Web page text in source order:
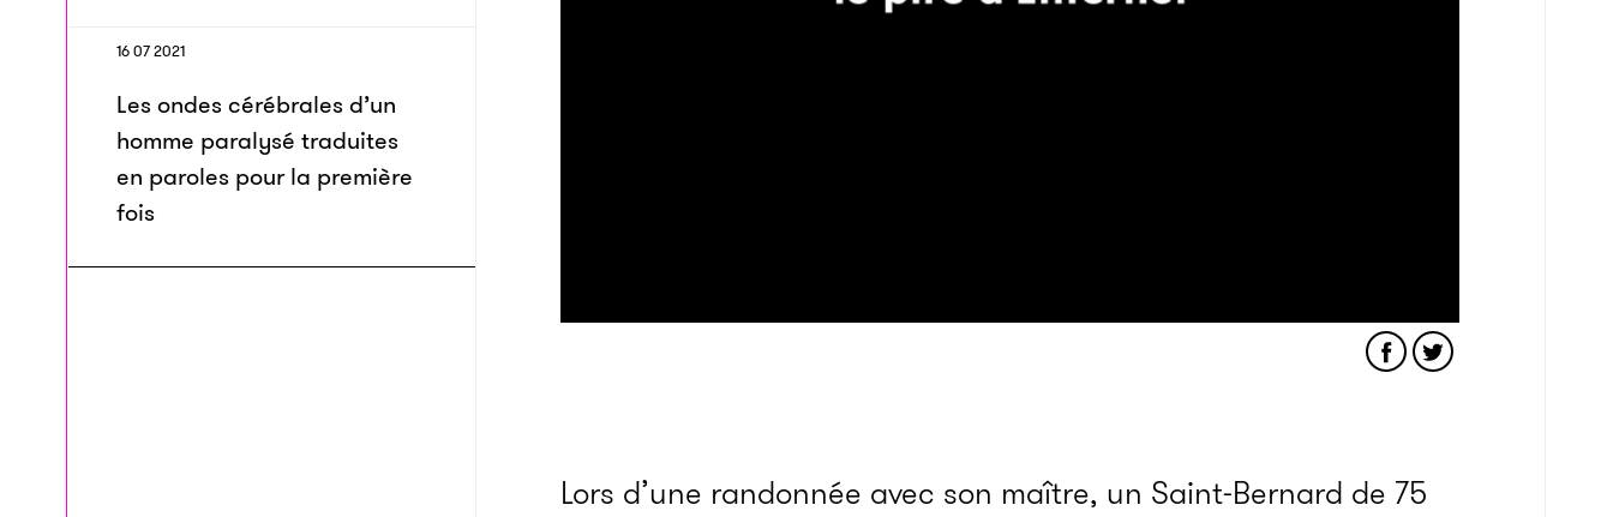
16 07 2021
Les ondes cérébrales d’un
homme paralysé traduites
en paroles pour la première
fois
Lors d’une randonnée avec son maître, un Saint-Bernard de 75